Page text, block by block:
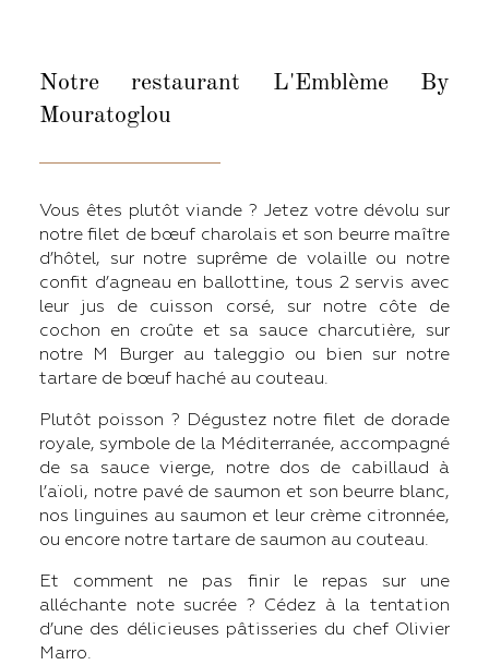
Notre restaurant L'Emblème By
Mouratoglou
Vous êtes plutôt viande ? Jetez votre dévolu sur
notre filet de bœuf charolais et son beurre maître
d’hôtel, sur notre suprême de volaille ou notre
confit d’agneau en ballottine, tous 2 servis avec
leur jus de cuisson corsé, sur notre côte de
cochon en croûte et sa sauce charcutière, sur
notre M Burger au taleggio ou bien sur notre
tartare de bœuf haché au couteau.
Plutôt poisson ? Dégustez notre filet de dorade
royale, symbole de la Méditerranée, accompagné
de sa sauce vierge, notre dos de cabillaud à
l’aïoli, notre pavé de saumon et son beurre blanc,
nos linguines au saumon et leur crème citronnée,
ou encore notre tartare de saumon au couteau.
Et comment ne pas finir le repas sur une
alléchante note sucrée ? Cédez à la tentation
d’une des délicieuses pâtisseries du chef Olivier
Marro.